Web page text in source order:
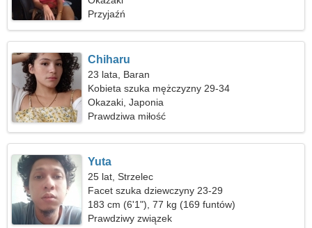
Przyjaźń
Chiharu
23 lata, Baran
Kobieta szuka mężczyzny 29-34
Okazaki, Japonia
Prawdziwa miłość
Yuta
25 lat, Strzelec
Facet szuka dziewczyny 23-29
183 cm (6'1"), 77 kg (169 funtów)
Prawdziwy związek